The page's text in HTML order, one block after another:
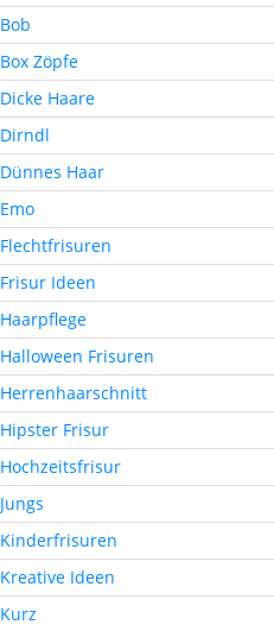
Bob
Box Zöpfe
Dicke Haare
Dirndl
Dünnes Haar
Emo
Flechtfrisuren
Frisur Ideen
Haarpflege
Halloween Frisuren
Herrenhaarschnitt
Hipster Frisur
Hochzeitsfrisur
Jungs
Kinderfrisuren
Kreative Ideen
Kurz